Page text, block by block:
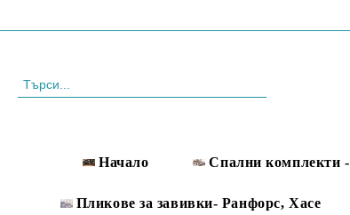
Начало Спални комплекти
Пликове за завивки- Ранфорс, Хасе